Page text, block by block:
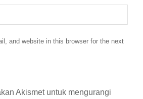
and website in this browser for the next
Akismet untuk mengurangi